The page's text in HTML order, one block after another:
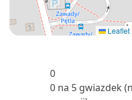
Leaflet
0
0 na 5 gwiazdek